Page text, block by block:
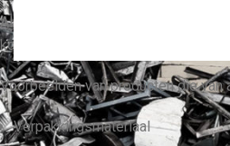
Aluminium is een metaalsoort die
kom je het product tegen in veel
Voorbeelden van producten die van
Verpakkingsmateriaal